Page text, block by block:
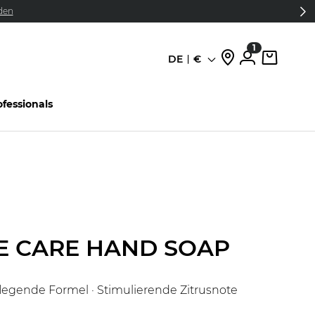
Sprache
DE €
1
CARE HAND SOAP
Formel · Stimulierende Zitrusnote